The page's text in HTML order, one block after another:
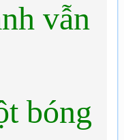
vẫn
bóng